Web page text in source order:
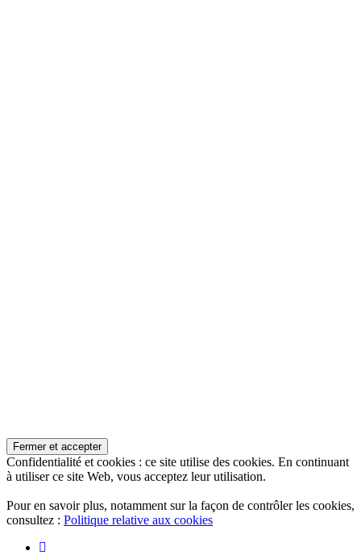
Confidentialité et cookies : ce site utilise des cookies. En continuant
à utiliser ce site Web, vous acceptez leur utilisation.
Pour en savoir plus, notamment sur la façon de contrôler les cookies,
consultez : Politique relative aux cookies